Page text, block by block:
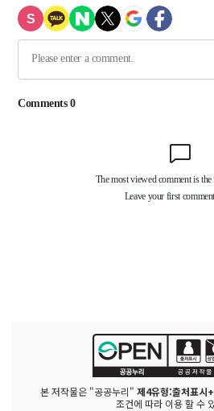
본 저작물은 "공공누리" 제4유형:출처표시
조건에 따라 이용 할 수